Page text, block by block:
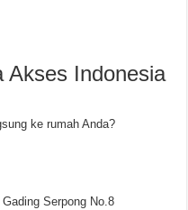
Akses Indonesia
ke rumah Anda?
Serpong No.8